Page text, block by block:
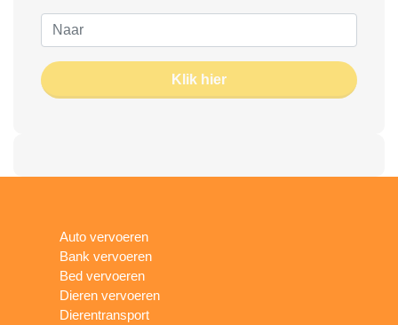
Klik hier
Auto vervoeren
Bank vervoeren
Bed vervoeren
Dieren vervoeren
Dierentransport